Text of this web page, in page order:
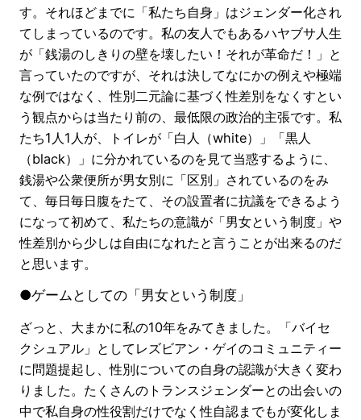
す。それほどまでに「私たち自身」はジェンダー化され
てしまっているのです。私の友人でもあるハヤブサ人生
が「銭湯のしきりの壁を壊したい！それが革命だ！」と
言っていたのですが、それは決してなにかの例えや極端
な例ではなく、性別二元論に基づく性差別をなくすとい
う観点からは当たり前の、最低限の政治的主張です。私
たち1人1人が、トイレが「白人（white）」「黒人
（black）」に分かれているのを見て当惑するように、
銭湯や公衆便所が男女別に「区別」されているのをみ
て、毎日毎日腹をたて、その設置者に抗議をできるよう
になって初めて、私たちの意識が「男女という制度」や
性差別から少しは自由になれたと言うことが出来るのだ
と思います。
●ゲームとしての「男女という制度」
ざっと、大まかに私の10年をみてきました。「バイセ
クシュアル」としてレズビアン・ゲイのコミュニティー
に問題提起し、性別についての自身の認識が大きく変わ
りました。たくさんのトランスジェンダーとの出会いの
中で私自身の性役割だけでなく性自認までもが変化しま